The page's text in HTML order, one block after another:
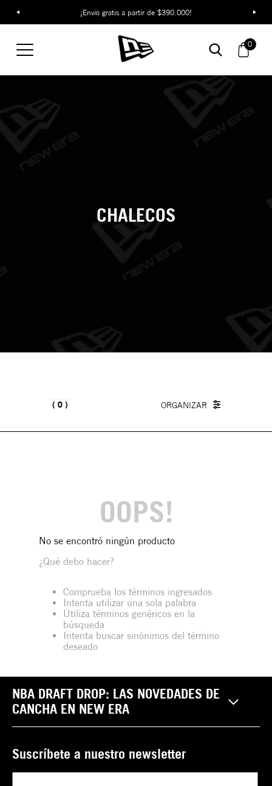
¡Envío gratis a partir de $390.000!
0
CHALECOS
0
OOPS!
No se encontró ningún producto
¿Qué debo hacer?
Comprueba los términos ingresados
Intenta utilizar una sola palabra
Utiliza términos genéricos en la
búsqueda
Intenta buscar sinónimos del término
deseado
NBA DRAFT DROP: LAS NOVEDADES DE
CANCHA EN NEW ERA
Suscríbete a nuestro newsletter